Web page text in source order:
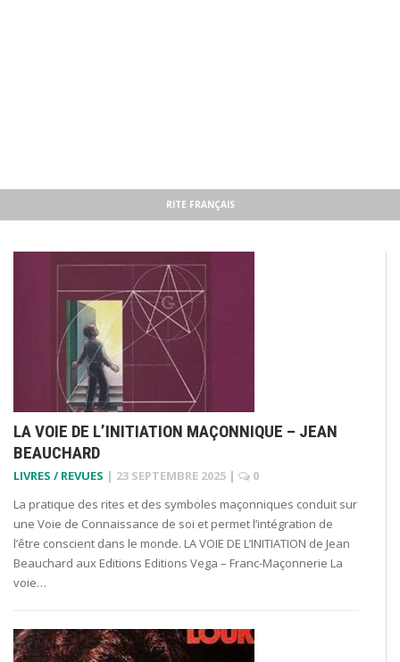
RITE FRANÇAIS
LA VOIE DE L’INITIATION MAÇONNIQUE – JEAN
BEAUCHARD
LIVRES / REVUES | 23 SEPTEMBRE 2025 |
0
La pratique des rites et des symboles maçonniques conduit sur
une Voie de Connaissance de soi et permet l’intégration de
l’être conscient dans le monde. LA VOIE DE L’INITIATION de Jean
Beauchard aux Editions Editions Vega – Franc-Maçonnerie La
voie…